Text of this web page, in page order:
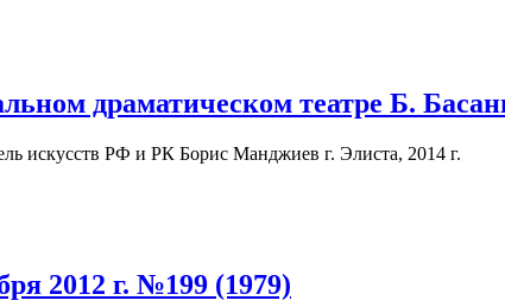
драматическом театре Б.
искусств РФ и РК Борис Манджиев г. Элиста, 2014 г.
2012 г. №199 (1979)